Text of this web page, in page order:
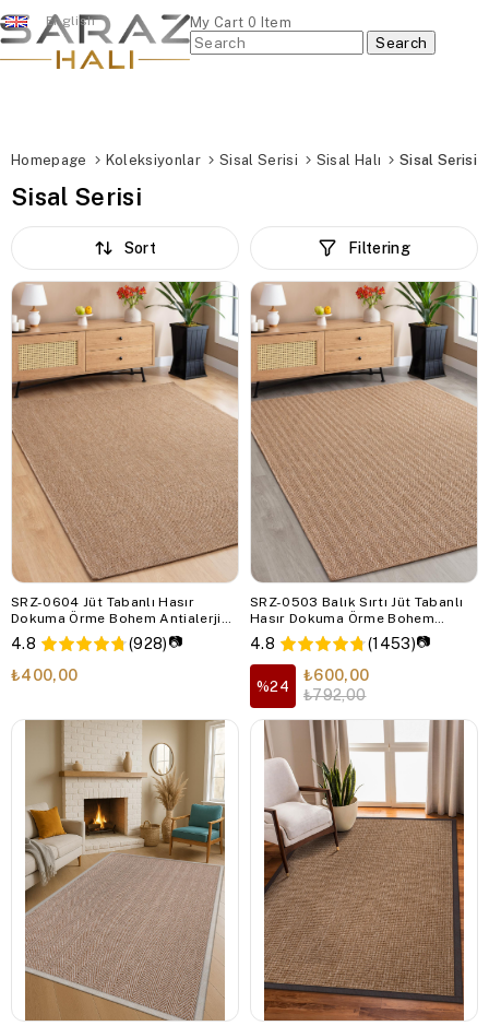
English My Cart 0 Item
Homepage Koleksiyonlar Sisal Serisi Sisal Halı Sisal Serisi
Sisal Serisi
Filtering
Sort
SRZ-0604 Jüt Tabanlı Hasır
Dokuma Örme Bohem Antialerjik
Halı Kilim
4.8 (928) 📷
₺400,00
SRZ-0503 Balık Sırtı Jüt Tabanlı
Hasır Dokuma Örme Bohem
Antialerjik Halı Kilim
4.8 (1453)📷
%24
₺600,00
₺792,00